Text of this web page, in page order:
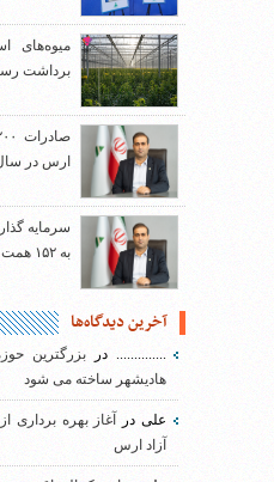
میوه‌های
برداشت
ارس در سال
سرمایه
به ۱۵۲ همت رسید
آخرین دیدگاه‌ها
..............دربزرگترین
هادیشهر ساخته می شود
علیدر
آغاز بهره برداری
آزاد ارس